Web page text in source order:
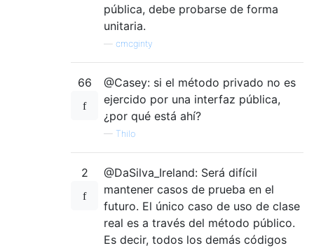
pública, debe probarse de forma
unitaria.
cmcginty
66
@Casey: si el método privado no es
ejercido por una interfaz pública,
¿por qué está ahí?
— Thilo
2
@DaSilva_Ireland: Será difícil
mantener casos de prueba en el
futuro. El único caso de uso de clase
real es a través del método público.
Es decir, todos los demás códigos